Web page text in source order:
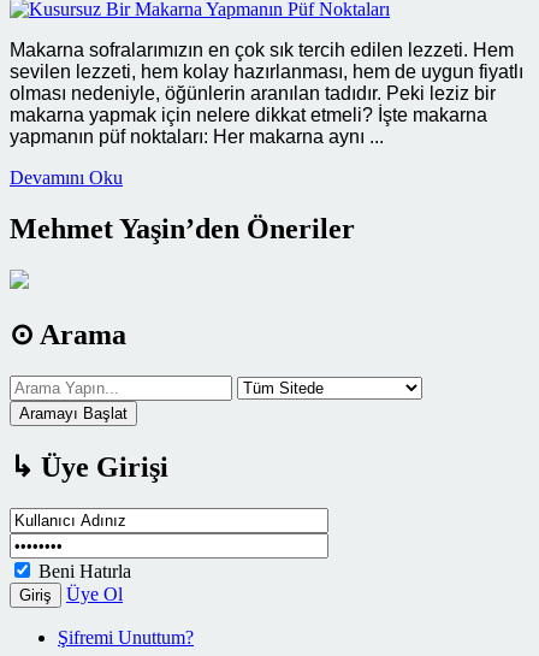
Makarna sofralarımızın en çok sık tercih edilen lezzeti. Hem
sevilen lezzeti, hem kolay hazırlanması, hem de uygun fiyatlı
olması nedeniyle, öğünlerin aranılan tadıdır. Peki leziz bir
makarna yapmak için nelere dikkat etmeli? İşte makarna
yapmanın püf noktaları: Her makarna aynı ...
Devamını Oku
Mehmet Yaşin’den Öneriler
⊙ Arama
Aramayı Başlat
↳ Üye Girişi
Beni Hatırla
Giriş Üye Ol
Şifremi Unuttum?